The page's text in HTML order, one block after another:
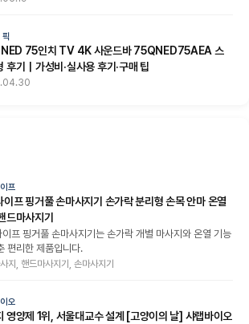
75인치 TV 4K 사운드바 75QNED75AEA 스
후기｜가성비·실사용 후기·구매 팁
프
이프 핑거풀 손마사지기 손가락 분리형 손목 안마 온열
드마사지기
이프 핑거풀 손마사지기는 손가락 개별 마사지와 온열 기능
편리한 제품입니다.
지, 핸드마사지기, 손마사지기
오
영양제 1위, 서울대교수 설계 [고양이의 날] 샤랩바이오